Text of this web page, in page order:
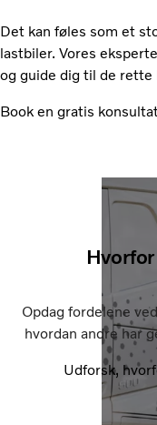
Det kan føles som et
lastbiler. Vores
og guide dig til de rette
Book en gratis
Opdag fordelene
hvordan andre har
Udforsk,